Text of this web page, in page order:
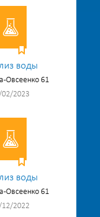
воды
Овсеенко 61
02/2023
воды
Овсеенко 61
12/2022